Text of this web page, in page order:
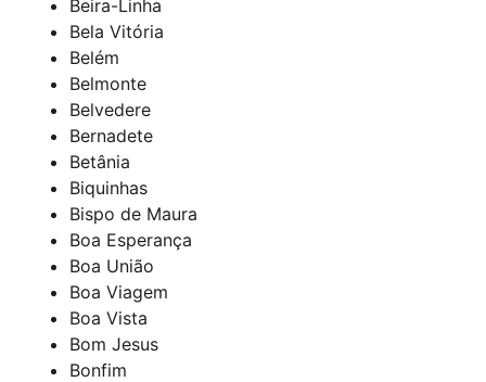
Beira-Linha
Bela Vitória
Belém
Belmonte
Belvedere
Bernadete
Betânia
Biquinhas
Bispo de Maura
Boa Esperança
Boa União
Boa Viagem
Boa Vista
Bom Jesus
Bonfim